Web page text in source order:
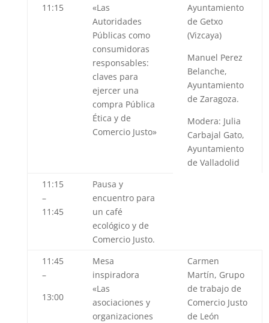
11:15
«Las
Autoridades
Públicas como
consumidoras
responsables:
claves para
ejercer una
compra Pública
Ética y de
Comercio Justo»
Ayuntamiento
de Getxo
(Vizcaya)
Manuel Perez
Belanche,
Ayuntamiento
de Zaragoza.
Modera: Julia
Carbajal Gato,
Ayuntamiento
de Valladolid
11:15
–
11:45
Pausa y
encuentro para
un café
ecológico y de
Comercio Justo.
11:45
–
13:00
Mesa
inspiradora
«Las
asociaciones y
organizaciones
Carmen
Martín, Grupo
de trabajo de
Comercio Justo
de León